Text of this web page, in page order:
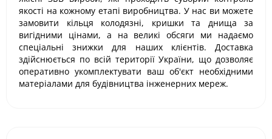
якості на кожному етапі виробництва. У нас ви можете
замовити кільця колодязні, кришки та днища за
вигідними цінами, а на великі обсяги ми надаємо
спеціальні знижки для наших клієнтів. Доставка
здійснюється по всій території України, що дозволяє
оперативно укомплектувати ваш об'єкт необхідними
матеріалами для будівництва інженерних мереж.